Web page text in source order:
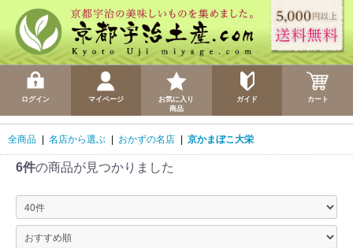
ログイン マイページ
お気に入り
商品
ガイド カート
全商品 名店から選ぶ おかずの名店 京かまぼこ大栄
6件の商品が見つかりました